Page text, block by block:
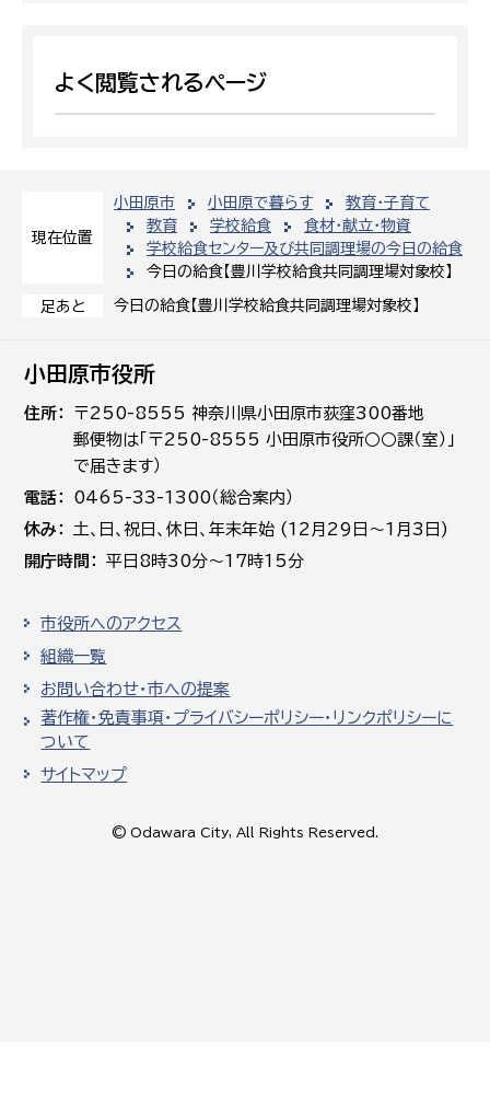
現在位置
小田原市 小田原で暮らす
教育・子育て
教育
学校給食
食材・献立・物資
学校給食センター及び共同調理場の今日の給食
今日の給食【豊川学校給食共同調理場対象校】
足あと 今日の給食【豊川学校給食共同調理場対象校】
よく閲覧されるページ
小田原市役所
住所
〒250-8555 神奈川県小田原市荻窪300番地
郵便物は「〒250-8555 小田原市役所○○課（室）」
で届きます）
電話
0465-33-1300（総合案内）
休み
土､日､祝日、休日、年末年始 (12月29日～1月3日)
開庁時間
平日8時30分～17時15分
市役所へのアクセス
組織一覧
お問い合わせ・市への提案
著作権・免責事項・プライバシーポリシー・リンクポリシーに
ついて
サイトマップ
© Odawara City, All Rights Reserved.